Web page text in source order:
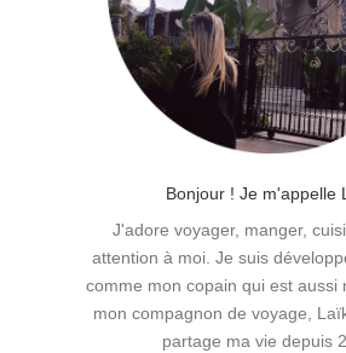
Bonjour ! Je m'appelle
J'adore voyager, manger,
attention à moi. Je suis
comme mon copain qui est aussi
mon compagnon de voyage,
partage ma vie depuis